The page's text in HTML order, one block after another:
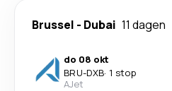
Brussel - Dubai 11 dagen
do 08 okt
BRU-DXB· 1 stop
AJet